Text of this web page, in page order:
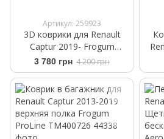
Артикул: 259923
3D коврики для Renault
Captur 2019- Frogum
Proline 3D409897
3 780 грн 4 200 грн